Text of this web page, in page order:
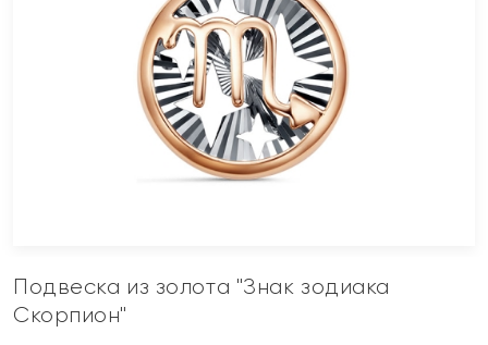
Подвеска из золота "Знак зодиака
Скорпион"